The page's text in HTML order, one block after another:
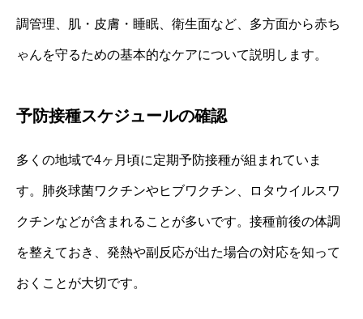
調管理、肌・皮膚・睡眠、衛生面など、多方面から赤ち
ゃんを守るための基本的なケアについて説明します。
予防接種スケジュールの確認
多くの地域で4ヶ月頃に定期予防接種が組まれていま
す。肺炎球菌ワクチンやヒブワクチン、ロタウイルスワ
クチンなどが含まれることが多いです。接種前後の体調
を整えておき、発熱や副反応が出た場合の対応を知って
おくことが大切です。